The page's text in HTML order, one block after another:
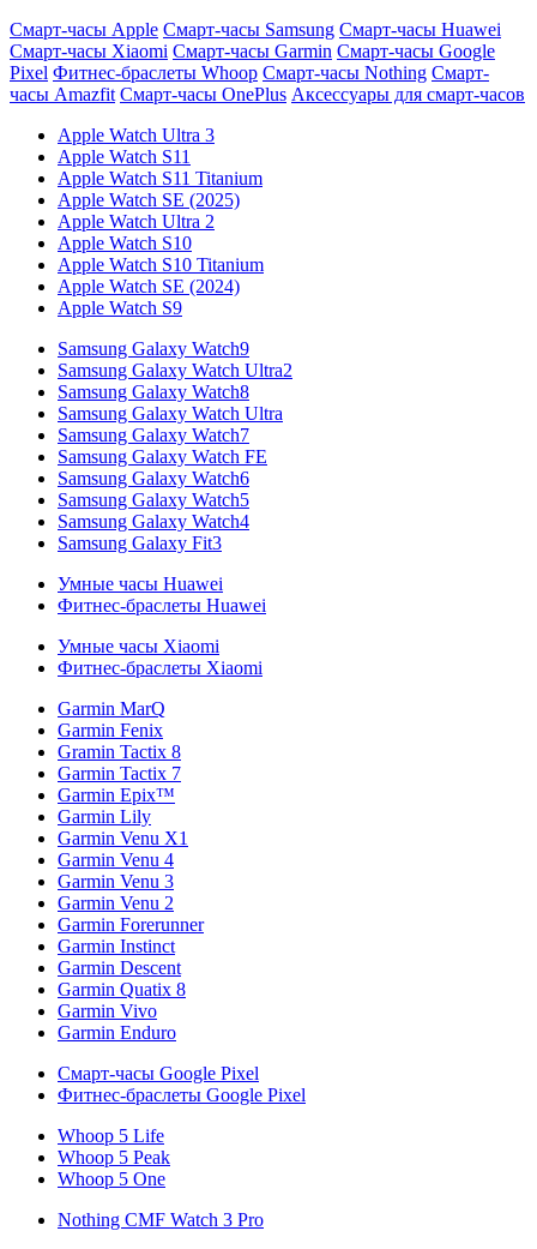
Смарт-часы Apple Смарт-часы Samsung Смарт-часы Huawei
Смарт-часы Xiaomi Смарт-часы Garmin Смарт-часы Google
Pixel Фитнес-браслеты Whoop Смарт-часы Nothing Смарт-
часы Amazfit Смарт-часы OnePlus Аксессуары для смарт-часов
Apple Watch Ultra 3
Apple Watch S11
Apple Watch S11 Titanium
Apple Watch SE (2025)
Apple Watch Ultra 2
Apple Watch S10
Apple Watch S10 Titanium
Apple Watch SE (2024)
Apple Watch S9
Samsung Galaxy Watch9
Samsung Galaxy Watch Ultra2
Samsung Galaxy Watch8
Samsung Galaxy Watch Ultra
Samsung Galaxy Watch7
Samsung Galaxy Watch FE
Samsung Galaxy Watch6
Samsung Galaxy Watch5
Samsung Galaxy Watch4
Samsung Galaxy Fit3
Умные часы Huawei
Фитнес-браслеты Huawei
Умные часы Xiaomi
Фитнес-браслеты Xiaomi
Garmin MarQ
Garmin Fenix
Gramin Tactix 8
Garmin Tactix 7
Garmin Epix™
Garmin Lily
Garmin Venu X1
Garmin Venu 4
Garmin Venu 3
Garmin Venu 2
Garmin Forerunner
Garmin Instinct
Garmin Descent
Garmin Quatix 8
Garmin Vivo
Garmin Enduro
Смарт-часы Google Pixel
Фитнес-браслеты Google Pixel
Whoop 5 Life
Whoop 5 Peak
Whoop 5 One
Nothing CMF Watch 3 Pro